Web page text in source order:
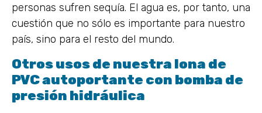
personas sufren sequía. El agua es, por tanto, una
cuestión que no sólo es importante para nuestro
país, sino para el resto del mundo.
Otros usos de nuestra lona de
PVC autoportante con bomba de
presión hidráulica